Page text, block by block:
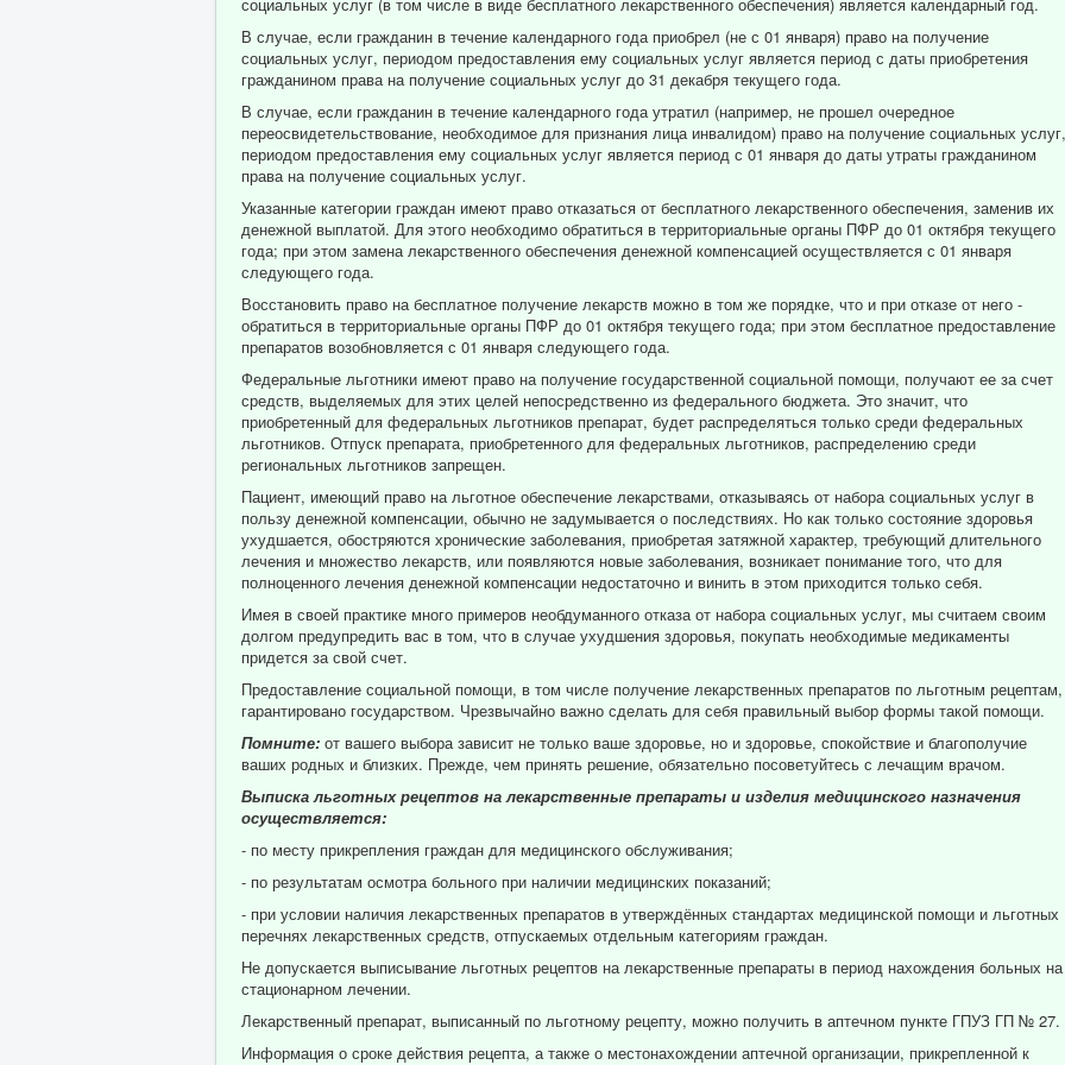
В случае, если гражданин в течение календарного года приобрел (не с 01 января) право на получение
социальных услуг, периодом предоставления ему социальных услуг является период с даты приобретения
гражданином права на получение социальных услуг до 31 декабря текущего года.
В случае, если гражданин в течение календарного года утратил (например, не прошел очередное
переосвидетельствование, необходимое для признания лица инвалидом) право на получение социальных услуг,
периодом предоставления ему социальных услуг является период с 01 января до даты утраты гражданином
права на получение социальных услуг.
Указанные категории граждан имеют право отказаться от бесплатного лекарственного обеспечения, заменив их
денежной выплатой. Для этого необходимо обратиться в территориальные органы ПФР до 01 октября текущего
года; при этом замена лекарственного обеспечения денежной компенсацией осуществляется с 01 января
следующего года.
Восстановить право на бесплатное получение лекарств можно в том же порядке, что и при отказе от него -
обратиться в территориальные органы ПФР до 01 октября текущего года; при этом бесплатное предоставление
препаратов возобновляется с 01 января следующего года.
Федеральные льготники имеют право на получение государственной социальной помощи, получают ее за счет
средств, выделяемых для этих целей непосредственно из федерального бюджета. Это значит, что
приобретенный для федеральных льготников препарат, будет распределяться только среди федеральных
льготников. Отпуск препарата, приобретенного для федеральных льготников, распределению среди
региональных льготников запрещен.
Пациент, имеющий право на льготное обеспечение лекарствами, отказываясь от набора социальных услуг в
пользу денежной компенсации, обычно не задумывается о последствиях. Но как только состояние здоровья
ухудшается, обостряются хронические заболевания, приобретая затяжной характер, требующий длительного
лечения и множество лекарств, или появляются новые заболевания, возникает понимание того, что для
полноценного лечения денежной компенсации недостаточно и винить в этом приходится только себя.
Имея в своей практике много примеров необдуманного отказа от набора социальных услуг, мы считаем своим
долгом предупредить вас в том, что в случае ухудшения здоровья, покупать необходимые медикаменты
придется за свой счет.
Предоставление социальной помощи, в том числе получение лекарственных препаратов по льготным рецептам,
гарантировано государством. Чрезвычайно важно сделать для себя правильный выбор формы такой помощи.
Помните: от вашего выбора зависит не только ваше здоровье, но и здоровье, спокойствие и благополучие
ваших родных и близких. Прежде, чем принять решение, обязательно посоветуйтесь с лечащим врачом.
Выписка льготных рецептов на лекарственные препараты и изделия медицинского назначения
осуществляется:
- по месту прикрепления граждан для медицинского обслуживания;
- по результатам осмотра больного при наличии медицинских показаний;
- при условии наличия лекарственных препаратов в утверждённых стандартах медицинской помощи и льготных
перечнях лекарственных средств, отпускаемых отдельным категориям граждан.
Не допускается выписывание льготных рецептов на лекарственные препараты в период нахождения больных на
стационарном лечении.
Лекарственный препарат, выписанный по льготному рецепту, можно получить в аптечном пункте ГПУЗ ГП № 27.
Информация о сроке действия рецепта, а также о местонахождении аптечной организации, прикрепленной к